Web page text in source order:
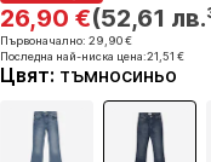
26,90 €(52,61
Първоначално: 29,90 €
Последна най-ниска цена:21,51 €
ПРОМОЦИЯ
26,90 €(52,61
Първоначално: 29,90 €
Последна най-ниска цена:21,51 €
Цвят: тъмносиньо